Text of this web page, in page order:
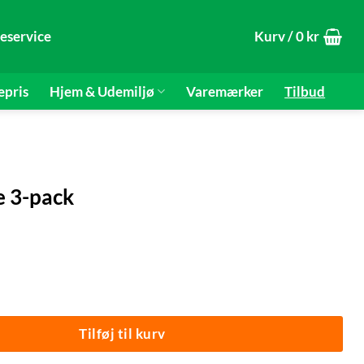
Kurv /0 kr
Hjem & Udemiljø Varemærker Tilbud
3-pack
3-pack | Mottlock® antal
Tilføj til kurv